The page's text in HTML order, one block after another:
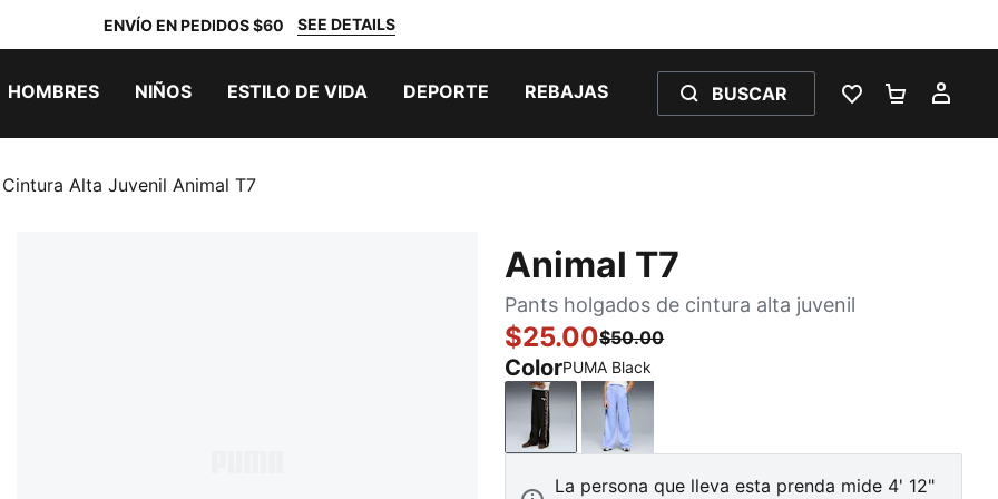
ENVÍO EN PEDIDOS $60 SEE DETAILS
HOMBRES NIÑOS ESTILO DE VIDA DEPORTE REBAJAS BUSCAR
LISTA DE
Alta Juvenil Animal T7
Animal T7
Pants holgados de cintura alta juvenil
$25.00$50.00
ColorPUMA Black
PUMA BlackIntense Lavender
La persona que lleva esta prenda mide 4' 12"